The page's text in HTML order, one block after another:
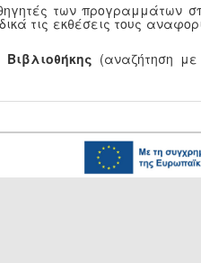
των προγραμμάτων
τις εκθέσεις τους
Βιβλιοθήκης (αναζήτηση με